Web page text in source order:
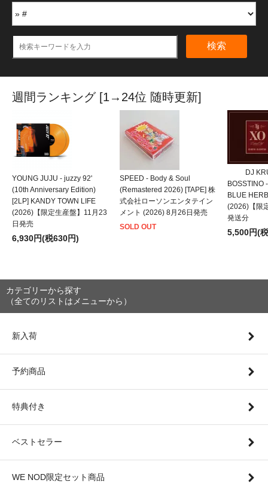
検索
週間ランキング [1→24位 随時更新]
YOUNG JUJU - juzzy 92'
(10th Anniversary Edition)
[2LP] KANDY TOWN LIFE
(2026)【限定生産盤】11月23
日発売
6,930円(税630円)
SPEED - Body & Soul
(Remastered 2026) [TAPE] 株
式会社ローソンエンタテイン
メント (2026) 8月26日発売
SOLD OUT
DJ
BOSSTINO
BLUE
(2026)【限
発送分
5,500円(
カテゴリーから探す
（全てのリストはメニューから）
新入荷
予約商品
特典付き
ベストセラー
WE NOD限定セット商品